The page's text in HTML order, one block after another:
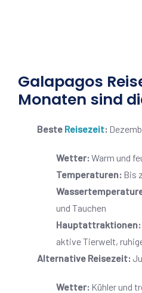
Galapagos
Monaten sind
Beste Reisezeit:
Wetter: Warm und
Temperaturen: Bis
und Tauchen
Hauptattraktionen:
aktive Tierwelt,
Alternative Reisezeit:
Wetter: Kühler und